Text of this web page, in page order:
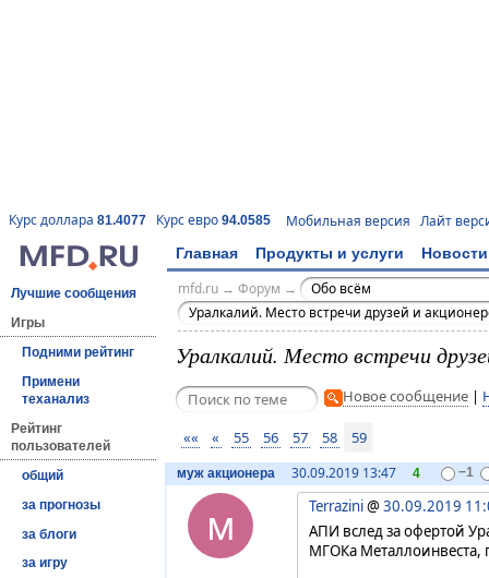
Курс доллара 81.4077 Курс евро 94.0585 Мобильная версия Лайт
Главная Продукты и услуги Новости
Лучшие сообщения
Игры
Подними рейтинг
Примени
теханализ
Рейтинг
пользователей
общий
за прогнозы
за блоги
за игру
mfd.ru→ Форум →
Обо всём
Уралкалий. Место встречи друзей и
Уралкалий. Место встречи
Новое сообщение|
«« « 55 56 57 58 59
муж акционера 30.09.2019 13:47 4 −1
м Terrazini@ 30.09.2019
АПИ вслед за офертой
МГОКа Металлоинвеста,